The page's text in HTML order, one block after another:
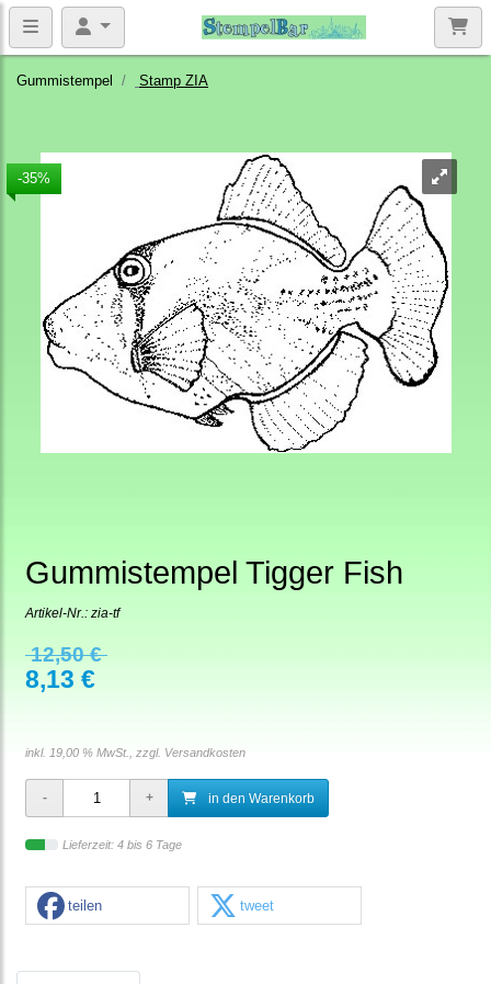
Gummistempel Stamp ZIA
-35%
Gummistempel Tigger Fish
Artikel-Nr.: zia-tf
12,50 €
8,13 €
inkl. 19,00 % MwSt., zzgl. Versandkosten
in den Warenkorb
Lieferzeit: 4 bis 6 Tage
teilen tweet